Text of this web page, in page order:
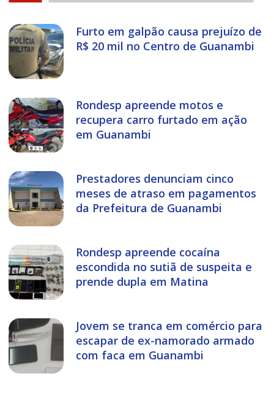
Furto em galpão causa prejuízo de
R$ 20 mil no Centro de Guanambi
Rondesp apreende motos e
recupera carro furtado em ação
em Guanambi
Prestadores denunciam cinco
meses de atraso em pagamentos
da Prefeitura de Guanambi
Rondesp apreende cocaína
escondida no sutiã de suspeita e
prende dupla em Matina
Jovem se tranca em comércio para
escapar de ex-namorado armado
com faca em Guanambi